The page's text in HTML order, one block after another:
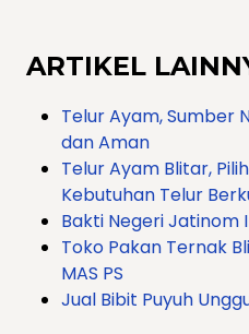
ARTIKEL
Telur Ayam, Sumber
dan Aman
Telur Ayam Blitar,
Kebutuhan Telur
Bakti Negeri Jatinom
Toko Pakan Ternak
MAS PS
Jual Bibit Puyuh